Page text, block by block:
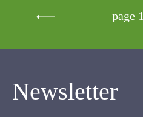
Newsletter